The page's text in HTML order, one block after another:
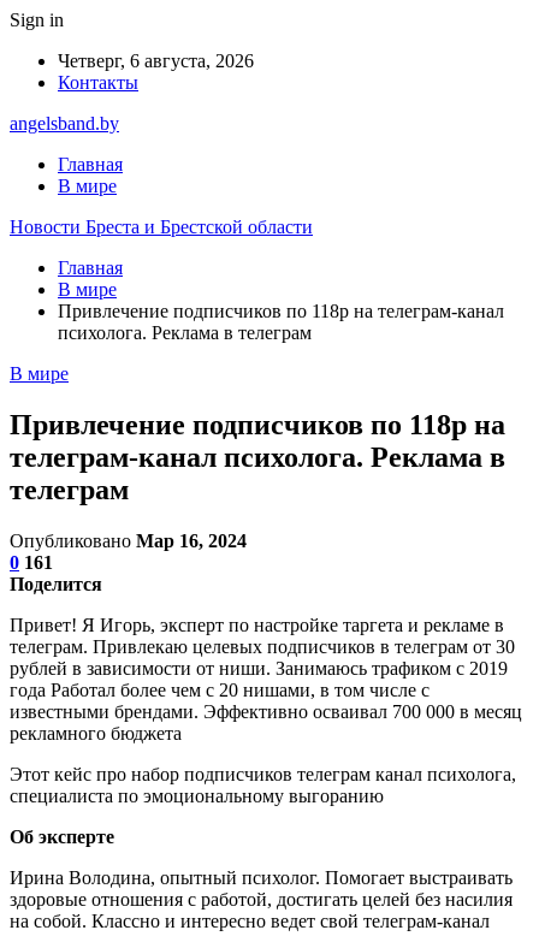
Sign in
Четверг, 6 августа, 2026
Контакты
angelsband.by
Главная
В мире
Новости Бреста и Брестской области
Главная
В мире
Привлечение подписчиков по 118р на телеграм-канал
психолога. Реклама в телеграм
В мире
Привлечение подписчиков по 118р на
телеграм-канал психолога. Реклама в
телеграм
Опубликовано Мар 16, 2024
0 161
Поделится
Привет! Я Игорь, эксперт по настройке таргета и рекламе в
телеграм. Привлекаю целевых подписчиков в телеграм от 30
рублей в зависимости от ниши. Занимаюсь трафиком с 2019
года Работал более чем с 20 нишами, в том числе с
известными брендами. Эффективно осваивал 700 000 в месяц
рекламного бюджета
Этот кейс про набор подписчиков телеграм канал психолога,
специалиста по эмоциональному выгоранию
Об эксперте
Ирина Володина, опытный психолог. Помогает выстраивать
здоровые отношения с работой, достигать целей без насилия
на собой. Классно и интересно ведет свой телеграм-канал